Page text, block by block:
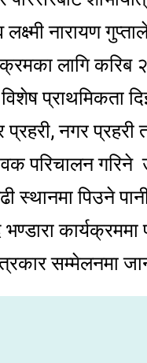
नारायण
लागि
प्राथमिकता
नगर
परिचालन गरिने
स्थानमा पिउने
सम्मेलनमा